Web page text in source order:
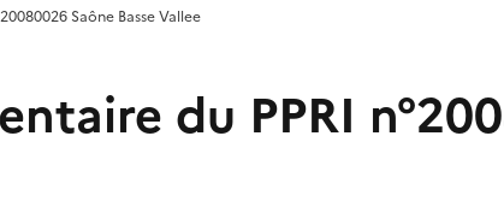
Saône Basse Vallee
du PPRI